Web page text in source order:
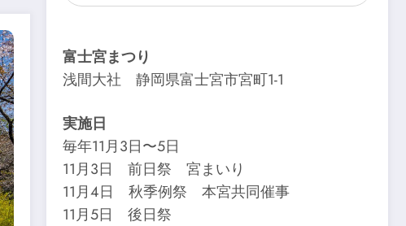
富士宮まつり
浅間大社 静岡県富士宮市宮町1-1
実施日
毎年11月3日〜5日
11月3日 前日祭 宮まいり
11月4日 秋季例祭 本宮共同催事
11月5日 後日祭